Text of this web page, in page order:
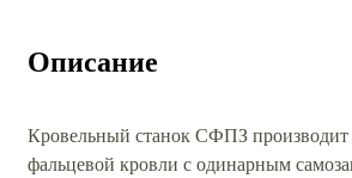
Описание
Кровельный станок СФПЗ производит
фальцевой кровли с одинарным